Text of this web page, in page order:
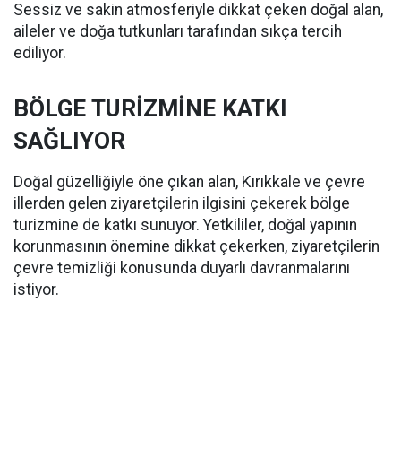
Sessiz ve sakin atmosferiyle dikkat çeken doğal alan,
aileler ve doğa tutkunları tarafından sıkça tercih
ediliyor.
BÖLGE TURİZMİNE KATKI
SAĞLIYOR
Doğal güzelliğiyle öne çıkan alan, Kırıkkale ve çevre
illerden gelen ziyaretçilerin ilgisini çekerek bölge
turizmine de katkı sunuyor. Yetkililer, doğal yapının
korunmasının önemine dikkat çekerken, ziyaretçilerin
çevre temizliği konusunda duyarlı davranmalarını
istiyor.